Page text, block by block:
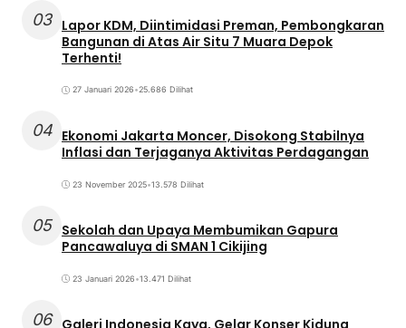
03 Lapor KDM, Diintimidasi Preman, Pembongkaran
Bangunan di Atas Air Situ 7 Muara Depok
Terhenti!
27 Januari 2026•25.686 Dilihat
04 Ekonomi Jakarta Moncer, Disokong Stabilnya
Inflasi dan Terjaganya Aktivitas Perdagangan
23 November 2025•13.578 Dilihat
05 Sekolah dan Upaya Membumikan Gapura
Pancawaluya di SMAN 1 Cikijing
23 Januari 2026•13.471 Dilihat
06